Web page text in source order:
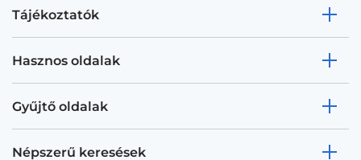
Tájékoztatók
Hasznos oldalak
Gyűjtő oldalak
Népszerű keresések